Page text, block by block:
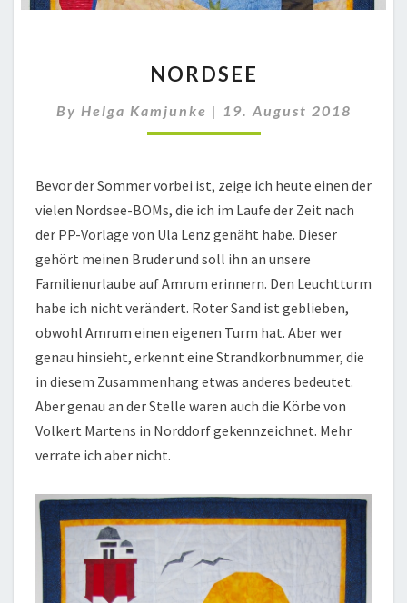
NORDSEE
By Helga Kamjunke | 19. August 2018
Bevor der Sommer vorbei ist, zeige ich heute einen der
vielen Nordsee-BOMs, die ich im Laufe der Zeit nach
der PP-Vorlage von Ula Lenz genäht habe. Dieser
gehört meinen Bruder und soll ihn an unsere
Familienurlaube auf Amrum erinnern. Den Leuchtturm
habe ich nicht verändert. Roter Sand ist geblieben,
obwohl Amrum einen eigenen Turm hat. Aber wer
genau hinsieht, erkennt eine Strandkorbnummer, die
in diesem Zusammenhang etwas anderes bedeutet.
Aber genau an der Stelle waren auch die Körbe von
Volkert Martens in Norddorf gekennzeichnet. Mehr
verrate ich aber nicht.